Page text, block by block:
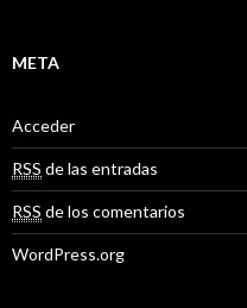
g
í
a
s
META
Acceder
RSS de las entradas
RSS de los comentarios
WordPress.org